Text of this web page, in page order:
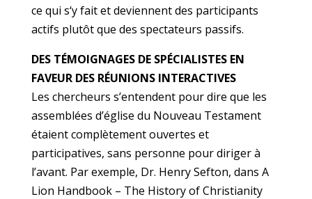
ce qui s‘y fait et deviennent des participants
actifs plutôt que des spectateurs passifs.
DES TÉMOIGNAGES DE SPÉCIALISTES EN
FAVEUR DES RÉUNIONS INTERACTIVES
Les chercheurs s’entendent pour dire que les
assemblées d’église du Nouveau Testament
étaient complètement ouvertes et
participatives, sans personne pour diriger à
l’avant. Par exemple, Dr. Henry Sefton, dans A
Lion Handbook – The History of Christianity